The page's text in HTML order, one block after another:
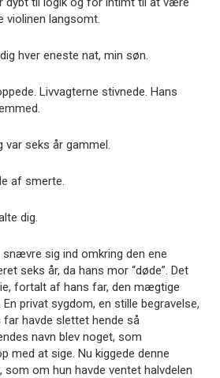
langsomt.
hver eneste nat, min søn.
Livvagterne stivnede. Hans
var seks år gammel.
af smerte.
dig.
sig ind omkring den ene
seks år, da hans mor “døde”. Det
fortalt af hans far, den mægtige
privat sygdom, en stille begravelse,
havde slettet hende så
navn blev noget, som
med at sige. Nu kiggede denne
om hun havde ventet halvdelen